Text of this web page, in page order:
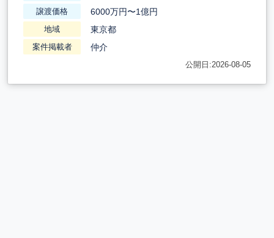
譲渡価格 6000万円〜1億円
地域 東京都
案件掲載者 仲介
公開日:2026-08-05